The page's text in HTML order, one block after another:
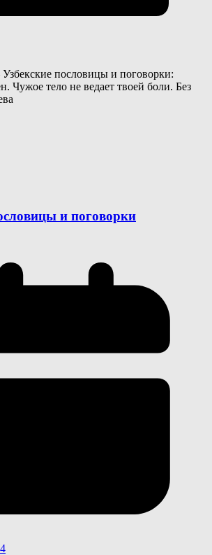
пословицы и поговорки:
Чужое тело не ведает твоей боли. Без
и поговорки